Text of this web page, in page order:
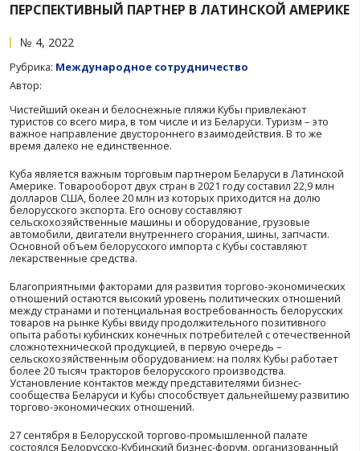
Главная -
Международное сотрудничество
ПЕРСПЕКТИВНЫЙ ПАРТНЕР В
№ 4, 2022
Рубрика:Международное сотрудничество
Автор:
Чистейший океан и белоснежные пляжи Кубы
туристов со всего мира, в том числе и из Беларуси.
важное направление двустороннего взаимодействия.
время далеко не единственное.
Куба является важным торговым партнером Беларуси
Америке. Товарооборот двух стран в 2021 году
долларов США, более 20 млн из которых приходится
белорусского экспорта. Его основу составляют
сельскохозяйственные машины и оборудование,
автомобили, двигатели внутреннего сгорания, шины,
Основной объем белорусского импорта с Кубы
лекарственные средства.